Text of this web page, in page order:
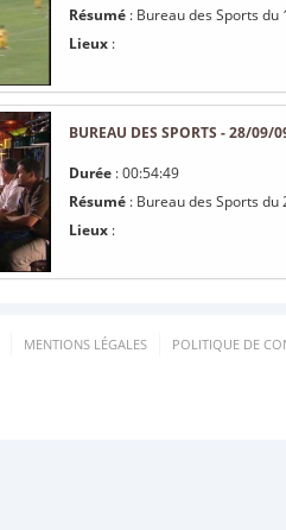
Résumé : Bureau des Sports
Lieux :
BUREAU DES SPORTS - 28/09/
Durée : 00:54:49
Résumé : Bureau des Sports
Lieux :
MENTIONS LÉGALES POLITIQUE DE